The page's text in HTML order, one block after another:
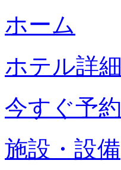
ホーム
ホテル詳細
今すぐ予約
施設・設備